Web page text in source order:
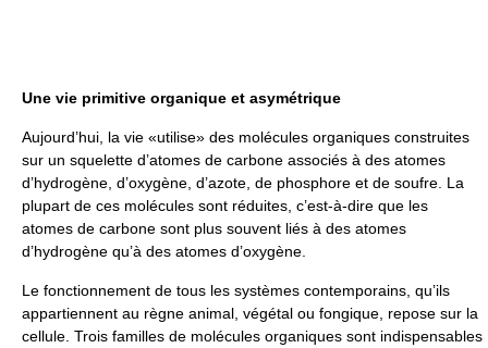
Une vie primitive organique et asymétrique
Aujourd’hui, la vie «utilise» des molécules organiques construites
sur un squelette d’atomes de carbone associés à des atomes
d’hydrogène, d’oxygène, d’azote, de phosphore et de soufre. La
plupart de ces molécules sont réduites, c’est-à-dire que les
atomes de carbone sont plus souvent liés à des atomes
d’hydrogène qu’à des atomes d’oxygène.
Le fonctionnement de tous les systèmes contemporains, qu’ils
appartiennent au règne animal, végétal ou fongique, repose sur la
cellule. Trois familles de molécules organiques sont indispensables